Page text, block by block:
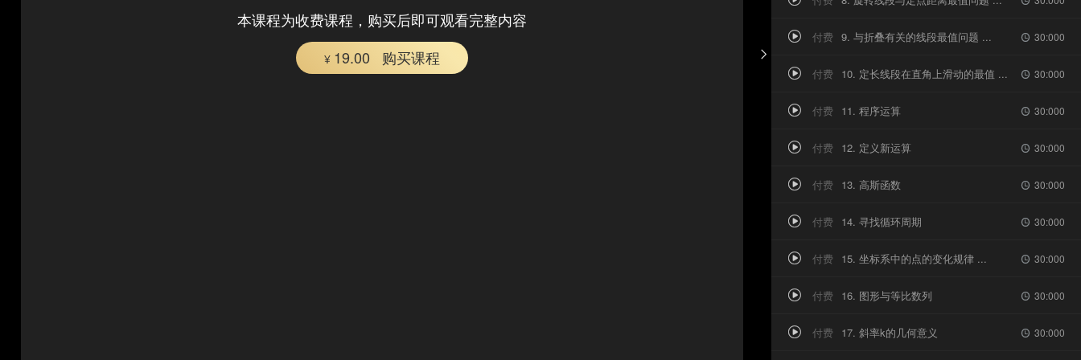
本课程为收费课程，购买后即可观看完整内容
¥ 19.00 购买课程 
 30:000
 付费 9. 与折叠有关的线段最值问题 ...
 30:000
 付费 10. 定长线段在直角上滑动的最值 ...
 30:000
 付费 11. 程序运算
 30:000
 付费 12. 定义新运算
 30:000
 付费 13. 高斯函数
 30:000
 付费 14. 寻找循环周期
 30:000
 付费 15. 坐标系中的点的变化规律 ...
 30:000
 付费 16. 图形与等比数列
 30:000
 付费 17. 斜率k的几何意义